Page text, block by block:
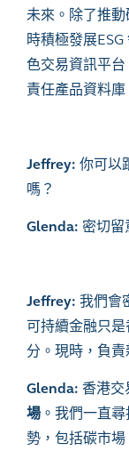
未來。除了推
時積極發展ESG
色交易資訊平台
責任產品資料庫
Jeffrey: 你可以
嗎？
Glenda: 密切留
Jeffrey: 我們會
可持續金融只
分。現時，負
Glenda: 香港交
場 。我們一直
勢，包括碳市場